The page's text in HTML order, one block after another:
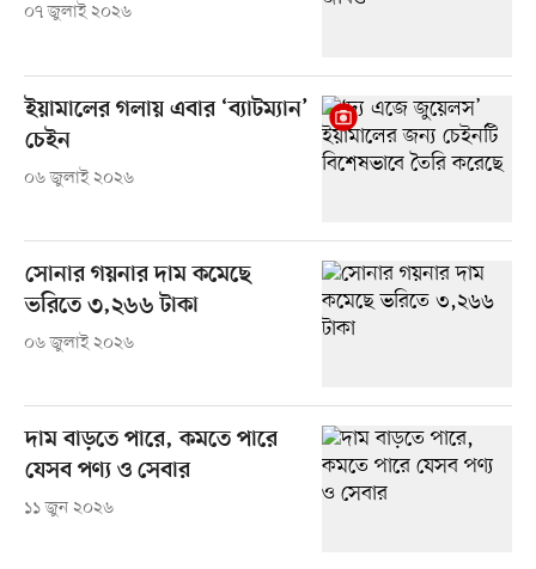
০৭ জুলাই ২০২৬
ইয়ামালের গলায় এবার ‘ব্যাটম্যান’
চেইন
০৬ জুলাই ২০২৬
সোনার গয়নার দাম কমেছে
ভরিতে ৩,২৬৬ টাকা
০৬ জুলাই ২০২৬
দাম বাড়তে পারে, কমতে পারে
যেসব পণ্য ও সেবার
১১ জুন ২০২৬